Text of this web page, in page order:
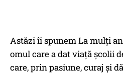
Astăzi îi spunem La mulți
omul care a dat viață școlii
care, prin pasiune, curaj și